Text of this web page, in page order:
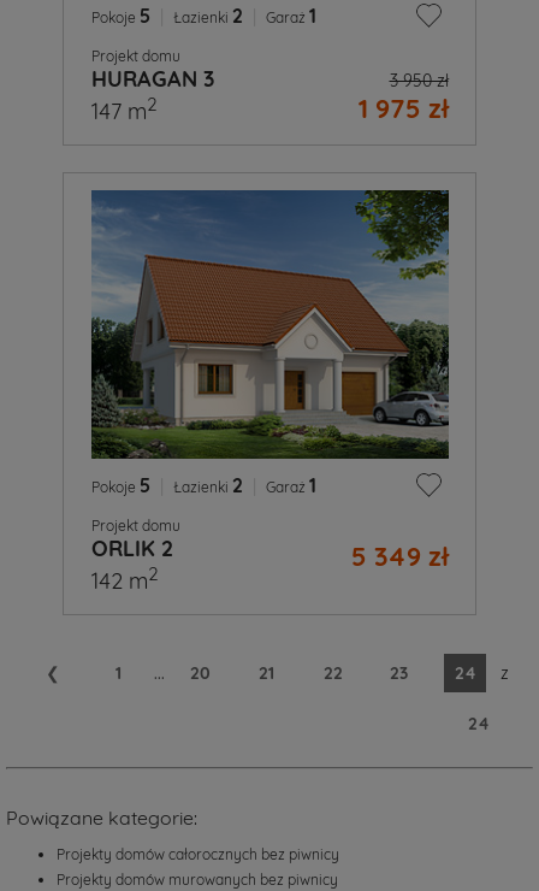
Pokoje 5 Łazienki 2 Garaż 1
Projekt domu
HURAGAN 3 3 950 zł
1 975 zł
147 m2
Pokoje 5 Łazienki 2 Garaż 1
Projekt domu
ORLIK 2 5 349 zł
142 m2
❮ 1 ... 20 21 22 23 24 z
24
Powiązane kategorie:
Projekty domów całorocznych bez piwnicy
Projekty domów murowanych bez piwnicy